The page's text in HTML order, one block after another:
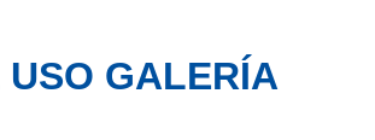
USO GALERÍA